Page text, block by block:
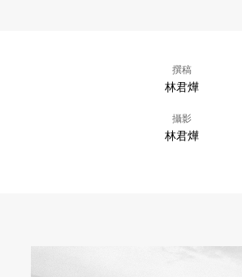
撰稿
林君燁
攝影
林君燁